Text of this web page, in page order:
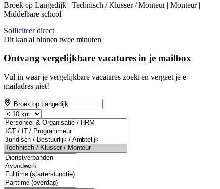
Broek op Langedijk | Technisch / Klusser / Monteur | Monteur |
Middelbare school
Solliciteer direct
Dit kan al binnen twee minuten
Ontvang vergelijkbare vacatures in je mailbox
Vul in waar je vergelijkbare vacatures zoekt en vergeet je e-
mailadres niet!